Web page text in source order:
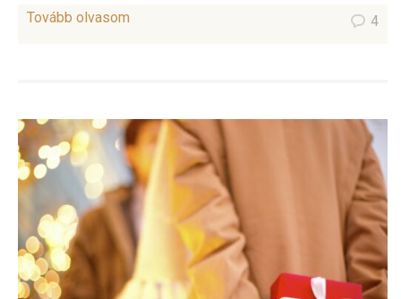
Tovább olvasom 4